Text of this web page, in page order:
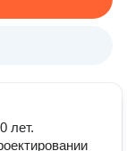
лет.